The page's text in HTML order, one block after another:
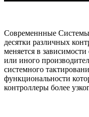
Современнные
десятки различных
меняется в
или иного
системного
функциональности
контроллеры более